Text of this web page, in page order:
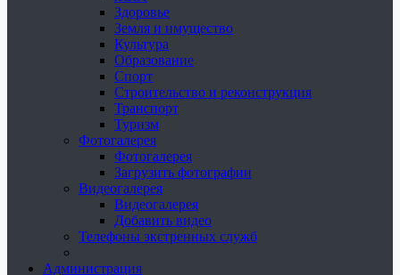
Здоровье
Земля и имущество
Культура
Образование
Спорт
Строительство и реконструкция
Транспорт
Туризм
Фотогалерея
Фотогалерея
Загрузить фотографии
Видеогалерея
Видеогалерея
Добавить видео
Телефоны экстренных служб
Администрация